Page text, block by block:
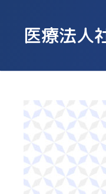
医療法人